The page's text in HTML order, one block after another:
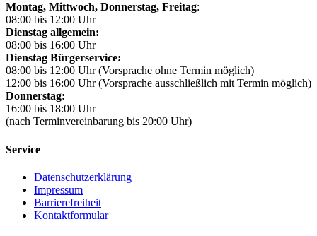
Montag, Mittwoch, Donnerstag, Freitag:
08:00 bis 12:00 Uhr
Dienstag allgemein:
08:00 bis 16:00 Uhr
Dienstag Bürgerservice:
08:00 bis 12:00 Uhr (Vorsprache ohne Termin möglich)
12:00 bis 16:00 Uhr (Vorsprache ausschließlich mit Termin möglich)
Donnerstag:
16:00 bis 18:00 Uhr
(nach Terminvereinbarung bis 20:00 Uhr)
Service
Datenschutzerklärung
Impressum
Barrierefreiheit
Kontaktformular